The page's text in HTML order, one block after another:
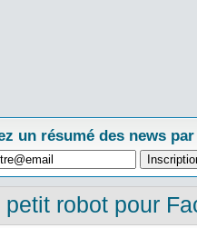
un résumé des news
robot pour